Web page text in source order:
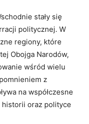
stały się
politycznej. W
regiony, które
Obojga Narodów,
wśród wielu
z
na współczesne
oraz polityce